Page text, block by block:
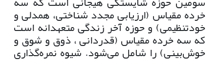
خرده مقیاس (ارزیابی مجدد شناختی، همدلی و
خودتنظیمی) و حوزه آخر زندگی متعهدانه است
که سه خرده مقیاس (قدردانی ، ذوق و شوق و
خوش‌بینی) را شامل می‌شود. شیوه نمره‌گذاری